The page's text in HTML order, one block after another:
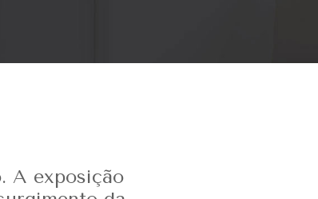
A exposição